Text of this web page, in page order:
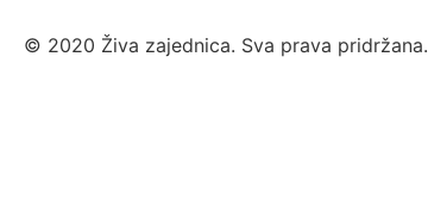
© 2020 Živa zajednica. Sva prava pridržana.